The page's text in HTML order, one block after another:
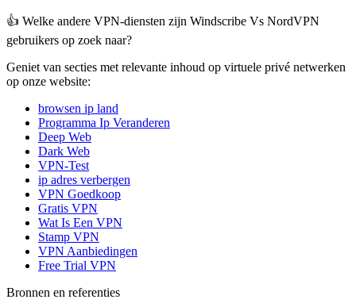
👍 Welke andere VPN-diensten zijn Windscribe Vs NordVPN
gebruikers op zoek naar?
Geniet van secties met relevante inhoud op virtuele privé netwerken
op onze website:
browsen ip land
Programma Ip Veranderen
Deep Web
Dark Web
VPN-Test
ip adres verbergen
VPN Goedkoop
Gratis VPN
Wat Is Een VPN
Stamp VPN
VPN Aanbiedingen
Free Trial VPN
Bronnen en referenties